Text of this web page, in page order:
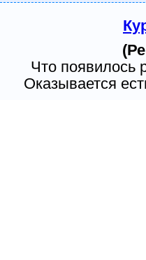
Что появилось
Оказывается